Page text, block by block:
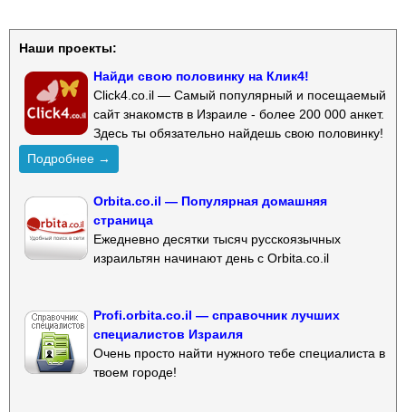
Наши проекты:
Найди свою половинку на Клик4!
Click4.co.il — Самый популярный и посещаемый
сайт знакомств в Израиле - более 200 000 анкет.
Здесь ты обязательно найдешь свою половинку!
Подробнее →
Orbita.co.il — Популярная домашняя
страница
Ежедневно десятки тысяч русскоязычных
израильтян начинают день с Orbita.co.il
Profi.orbita.co.il — справочник лучших
специалистов Израиля
Очень просто найти нужного тебе специалиста в
твоем городе!